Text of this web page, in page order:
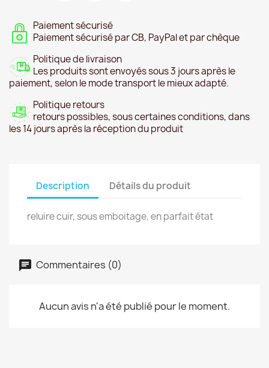
Paiement sécurisé
Paiement sécurisé par CB, PayPal et par chèque
Politique de livraison
Les produits sont envoyés sous 3 jours après le
paiement, selon le mode transport le mieux adapté.
Politique retours
retours possibles, sous certaines conditions, dans
les 14 jours après la réception du produit
Description Détails du produit
reluire cuir, sous emboitage, en parfait état
Commentaires (0)
Aucun avis n'a été publié pour le moment.